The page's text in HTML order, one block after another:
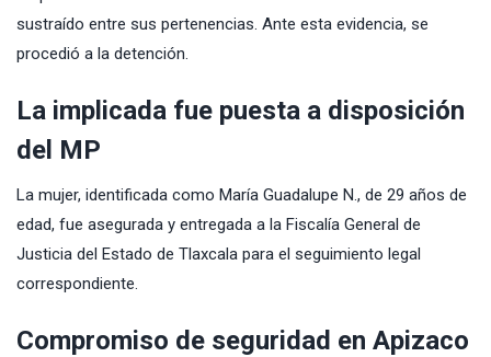
sustraído entre sus pertenencias. Ante esta evidencia, se
procedió a la detención.
La implicada fue puesta a disposición
del MP
La mujer, identificada como María Guadalupe N., de 29 años de
edad, fue asegurada y entregada a la Fiscalía General de
Justicia del Estado de Tlaxcala para el seguimiento legal
correspondiente.
Compromiso de seguridad en Apizaco